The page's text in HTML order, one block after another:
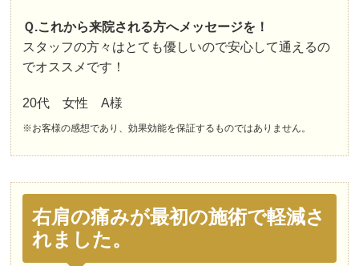
Ｑ.これから来院される方へメッセージを！
スタッフの方々はとても優しいので安心して通えるの
でオススメです！
20代 女性 A様
※お客様の感想であり、効果効能を保証するものではありません。
右肩の痛みが最初の施術で軽減さ
れました。